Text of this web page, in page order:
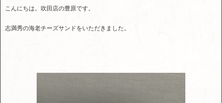
こんにちは。吹田店の豊原です。
志満秀の海老チーズサンドをいただきました。